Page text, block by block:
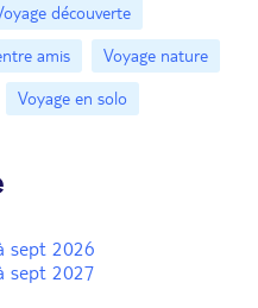
découverte
amis
Voyage nature
Voyage en solo
sept 2026
sept 2027